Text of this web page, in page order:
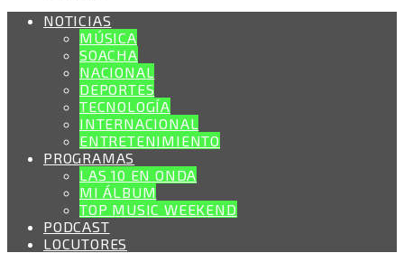
NOTICIAS
MÚSICA
SOACHA
NACIONAL
DEPORTES
TECNOLOGÍA
INTERNACIONAL
ENTRETENIMIENTO
PROGRAMAS
LAS 10 EN ONDA
MI ÁLBUM
TOP MUSIC WEEKEND
PODCAST
LOCUTORES